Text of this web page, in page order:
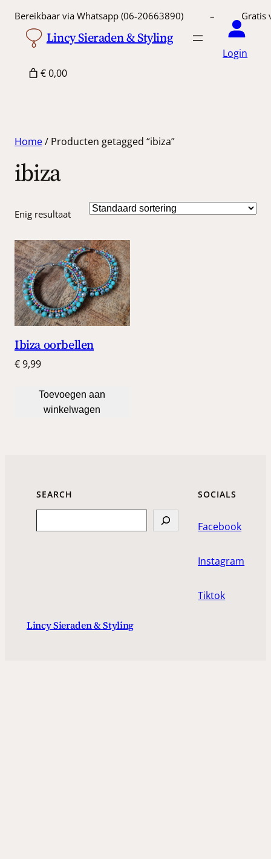
Bereikbaar via Whatsapp (06-20663890) –
Lincy Sieraden & Styling
Login
€ 0,00
Home/ Producten getagged “ibiza”
ibiza
Enig resultaat
Ibiza oorbellen
€9,99
Toevoegen aan
winkelwagen
SEARCH SOCIALS
Facebook
Instagram
Tiktok
Lincy Sieraden & Styling